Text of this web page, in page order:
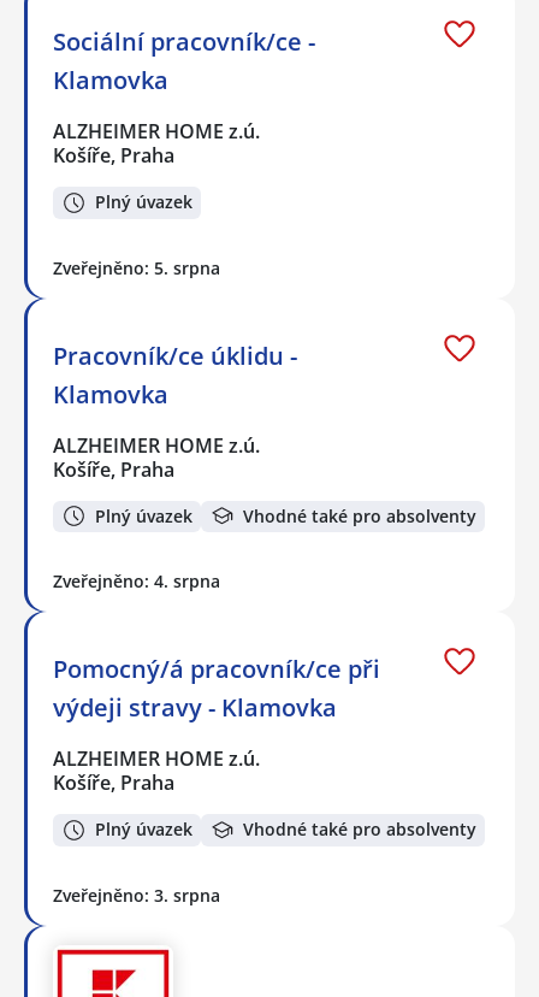
Sociální pracovník/ce -
Klamovka
ALZHEIMER HOME z.ú.
Košíře, Praha
Plný úvazek
Zveřejněno: 5. srpna
Pracovník/ce úklidu -
Klamovka
ALZHEIMER HOME z.ú.
Košíře, Praha
Plný úvazek Vhodné také pro absolventy
Zveřejněno: 4. srpna
Pomocný/á pracovník/ce při
výdeji stravy - Klamovka
ALZHEIMER HOME z.ú.
Košíře, Praha
Plný úvazek Vhodné také pro absolventy
Zveřejněno: 3. srpna